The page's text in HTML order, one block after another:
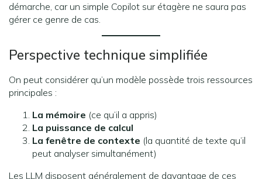
démarche, car un simple Copilot sur étagère ne saura pas
gérer ce genre de cas.
Perspective technique simplifiée
On peut considérer qu’un modèle possède trois ressources
principales :
La mémoire (ce qu’il a appris)
La puissance de calcul
La fenêtre de contexte (la quantité de texte qu’il
peut analyser simultanément)
Les LLM disposent généralement de davantage de ces